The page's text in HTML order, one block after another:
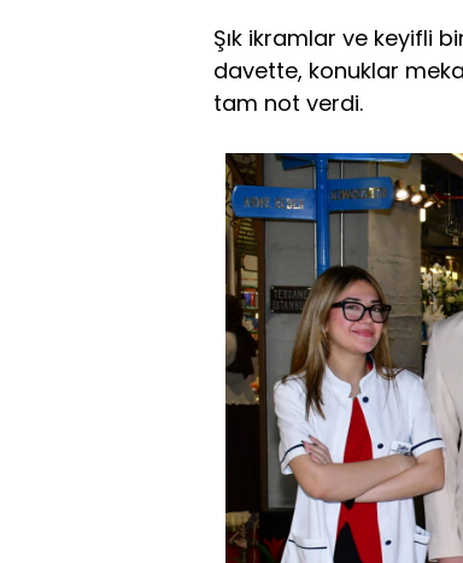
Şık ikramlar ve keyifli
davette, konuklar
tam not verdi.